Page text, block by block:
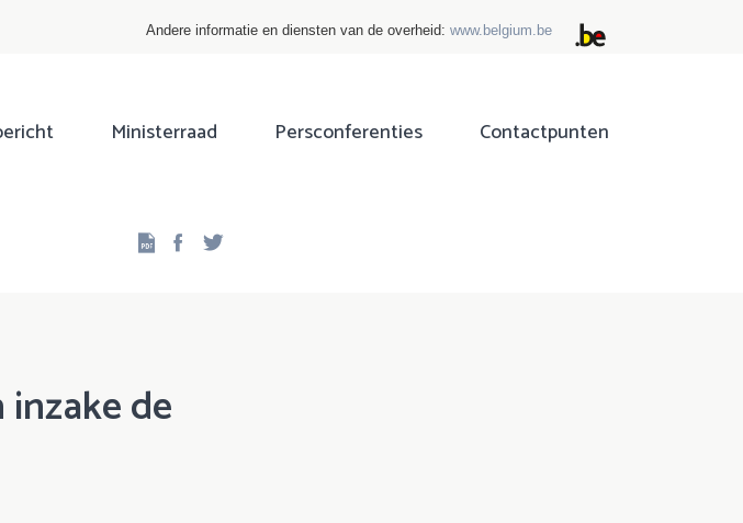
Andere informatie en diensten van de overheid: www.belgium.be
Ministerraad Persconferenties Contactpunten
Facebook
de